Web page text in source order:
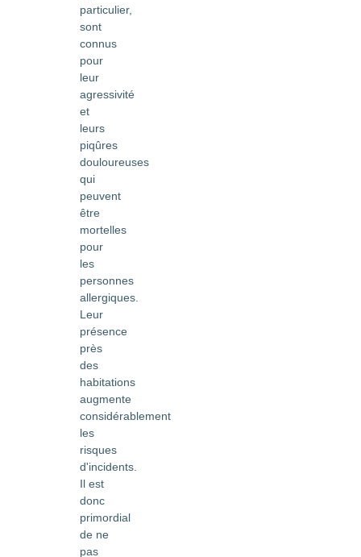
particulier,
sont
connus
pour
leur
agressivité
et
leurs
piqûres
douloureuses
qui
peuvent
être
mortelles
pour
les
personnes
allergiques.
Leur
présence
près
des
habitations
augmente
considérablement
les
risques
d'incidents.
Il est
donc
primordial
de ne
pas